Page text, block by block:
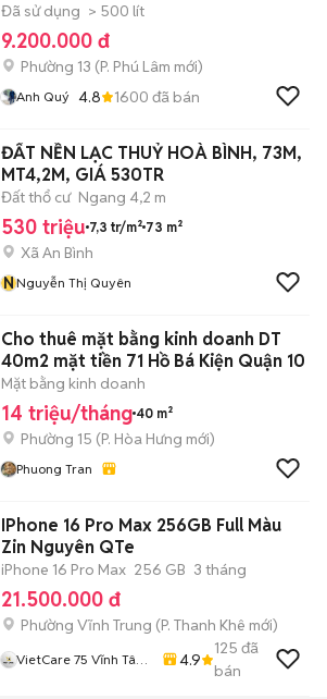
Đã sử dụng > 500 lít
9.200.000 đ
Phường 13 (P. Phú Lâm mới)
Anh Quý 4.8 1600 đã bán
ĐẤT NỀN LẠC THUỶ HOÀ BÌNH, 73M,
MT4,2M, GIÁ 530TR
Đất thổ cư Ngang 4,2 m
530 triệu 7,3 tr/m² 73 m²
Xã An Bình
NNguyễn Thị Quyên
Cho thuê mặt bằng kinh doanh DT
40m2 mặt tiền 71 Hồ Bá Kiện Quận 10
Mặt bằng kinh doanh
14 triệu/tháng 40 m²
Phường 15 (P. Hòa Hưng mới)
Phuong Tran
IPhone 16 Pro Max 256GB Full Màu
Zin Nguyên QTe
iPhone 16 Pro Max 256 GB 3 tháng
21.500.000 đ
Phường Vĩnh Trung (P. Thanh Khê mới)
VietCare 75 Vĩnh Tân
4.9
125 đã
bán